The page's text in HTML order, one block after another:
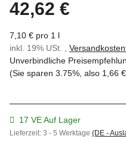
42,62 €
7,10 € pro 1 l
inkl. 19% USt. ,
Unverbindliche
(Sie sparen 3.75% , also 1,66 €
17 VE Auf Lager
Lieferzeit: 3 - 5 Werktage (DE -